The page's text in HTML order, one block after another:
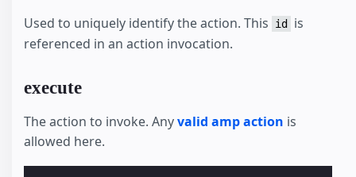
Used to uniquely identify the action. This id
is
referenced in an action invocation.
execute
The action to invoke. Anyvalid amp action is
allowed here.